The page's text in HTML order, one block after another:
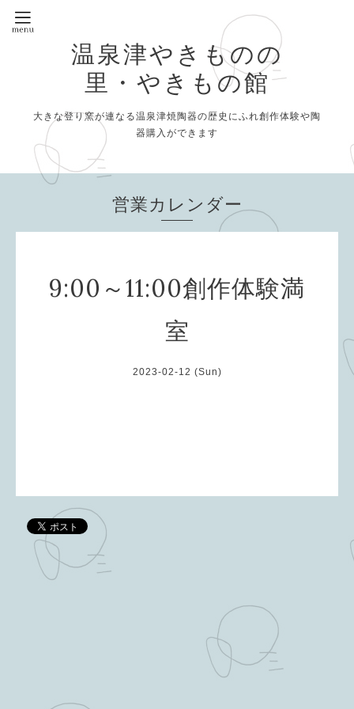
温泉津やきものの
里・やきもの館
大きな登り窯が連なる温泉津焼陶器の歴史にふれ創作体験や陶
器購入ができます
営業カレンダー
9:00～11:00創作体験満
室
2023-02-12 (Sun)